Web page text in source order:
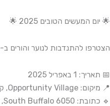
🌟 יום המעשים הטובים 2025 🌟
הצטרפו להתנדבות לנוער והורים ב-Opportunity Village!
📅 תאריך: 1 באפריל 2025
📍 מיקום: Opportunity Village, קמפוס Engelstad
🔹 כתובת: 6050 South Buffalo, לאס וגאס, NV